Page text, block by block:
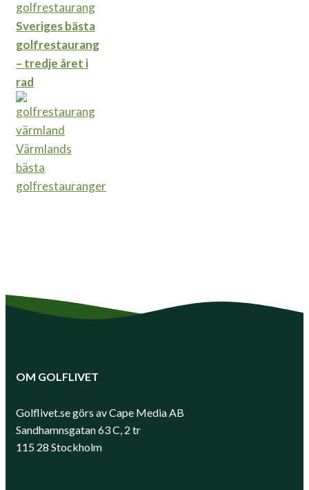
Sveriges bästa
golfrestaurang
– tredje året i
rad
Värmlands
bästa
golfrestauranger
OM GOLFLIVET
Golflivet.se görs av Cape Media AB
Sandhamnsgatan 63 C, 2 tr
115 28 Stockholm